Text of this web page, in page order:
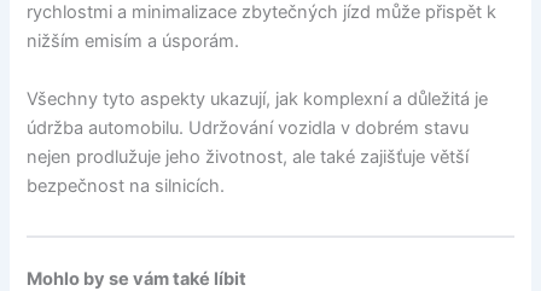
rychlostmi a minimalizace zbytečných jízd může přispět k
nižším emisím a úsporám.
Všechny tyto aspekty ukazují, jak komplexní a důležitá je
údržba automobilu. Udržování vozidla v dobrém stavu
nejen prodlužuje jeho životnost, ale také zajišťuje větší
bezpečnost na silnicích.
Mohlo by se vám také líbit